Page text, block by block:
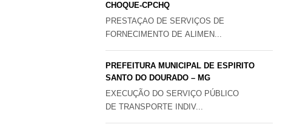
CHOQUE-CPCHQ
PRESTAÇAO DE SERVIÇOS DE
FORNECIMENTO DE ALIMEN...
PREFEITURA MUNICIPAL DE ESPIRITO
SANTO DO DOURADO – MG
EXECUÇÃO DO SERVIÇO PÚBLICO
DE TRANSPORTE INDIV...